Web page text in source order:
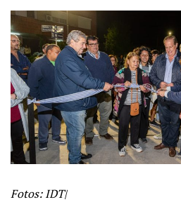
Fotos: IDT|